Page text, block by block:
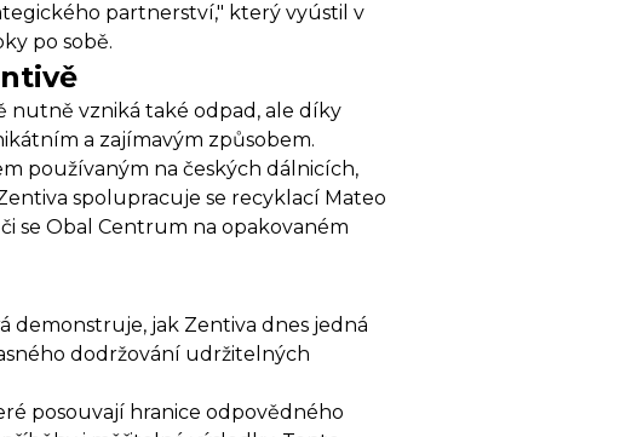
partnerství," který vyústil v
po sobě.
nutně vzniká také odpad, ale díky
a zajímavým způsobem.
používaným na českých dálnicích,
spolupracuje se recyklací Mateo
se Obal Centrum na opakovaném
demonstruje, jak Zentiva dnes jedná
dodržování udržitelných
posouvají hranice odpovědného